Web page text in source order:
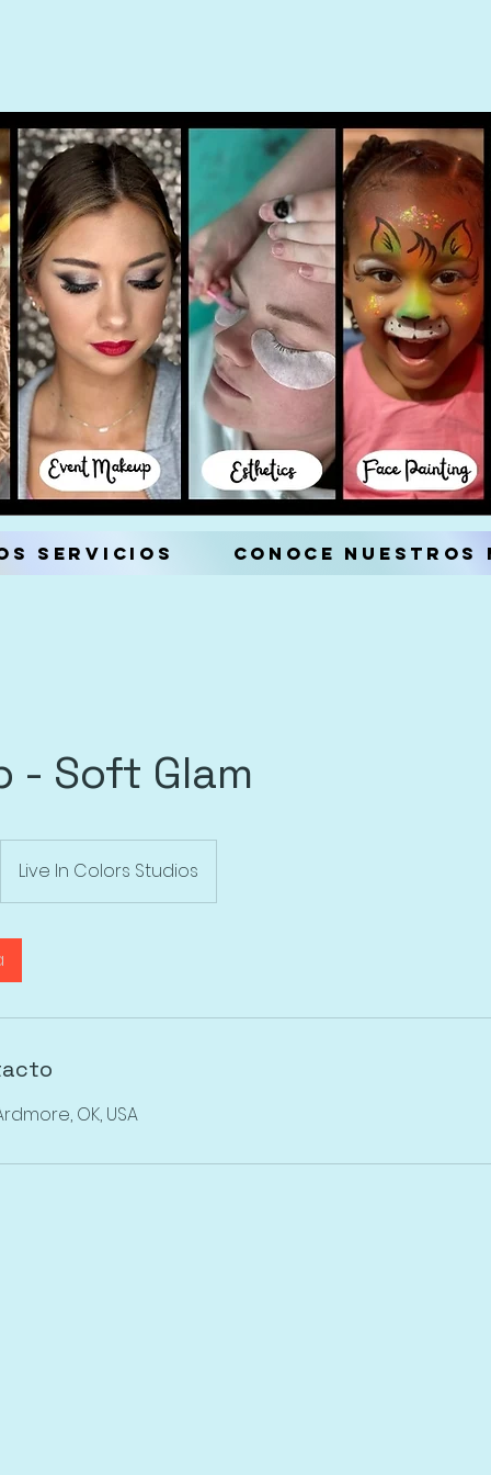
servicios Conoce nuestros
- Soft Glam
Live In Colors Studios
OK, USA